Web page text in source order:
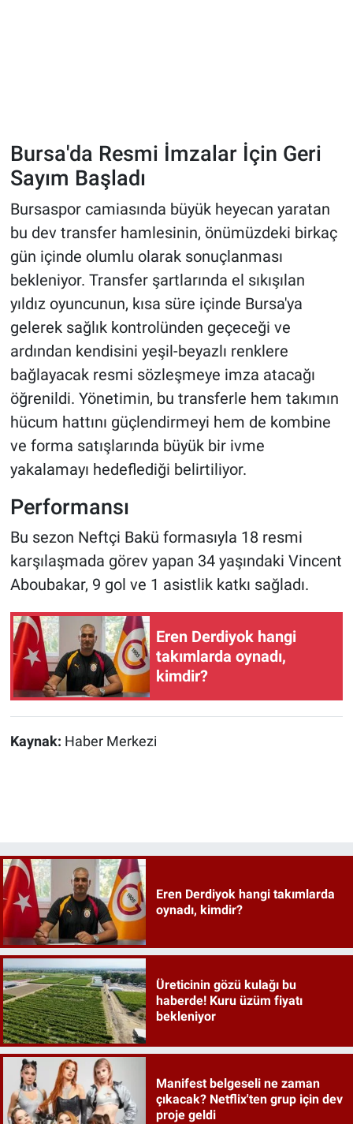
Bursa'da Resmi İmzalar İçin Geri
Sayım Başladı
Bursaspor camiasında büyük heyecan yaratan
bu dev transfer hamlesinin, önümüzdeki birkaç
gün içinde olumlu olarak sonuçlanması
bekleniyor. Transfer şartlarında el sıkışılan
yıldız oyuncunun, kısa süre içinde Bursa'ya
gelerek sağlık kontrolünden geçeceği ve
ardından kendisini yeşil-beyazlı renklere
bağlayacak resmi sözleşmeye imza atacağı
öğrenildi. Yönetimin, bu transferle hem takımın
hücum hattını güçlendirmeyi hem de kombine
ve forma satışlarında büyük bir ivme
yakalamayı hedeflediği belirtiliyor.
Performansı
Bu sezon Neftçi Bakü formasıyla 18 resmi
karşılaşmada görev yapan 34 yaşındaki Vincent
Aboubakar, 9 gol ve 1 asistlik katkı sağladı.
Eren Derdiyok hangi
takımlarda oynadı,
kimdir?
Kaynak: Haber Merkezi
Eren Derdiyok hangi takımlarda
oynadı, kimdir?
Üreticinin gözü kulağı bu
haberde! Kuru üzüm fiyatı
bekleniyor
Manifest belgeseli ne zaman
çıkacak? Netflix'ten grup için dev
proje geldi